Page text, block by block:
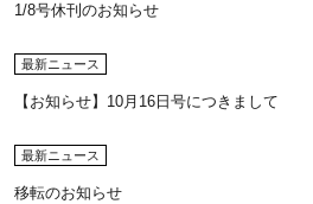
1/8号休刊のお知らせ
最新ニュース
【お知らせ】10月16日号につきまして
最新ニュース
移転のお知らせ